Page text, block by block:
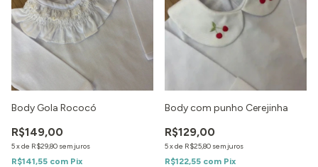
Body Gola Rococó
R$149,00
5xde R$29,80 sem juros
R$141,55 com Pix
Body com punho Cerejinha
R$129,00
5xde R$25,80 sem juros
R$122,55 com Pix